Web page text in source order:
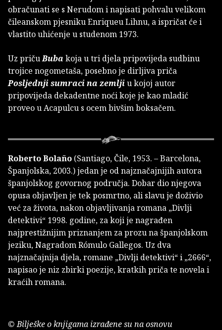
obračunati se s Nerudom i napisati pohvalu velikom
čileanskom pjesniku Enriqueu Lihnu, a ispričat će i
vlastito uhićenje u studenom 1973.
Uz pričuBuba koja u tri djela pripovijeda sudbinu
trojice nogometaša, posebno je dirljiva priča
Posljednji sumraci na zemljiu kojoj autor
pripovijeda dekadentne noći koje je kao mladić
proveo u Acapulcu s ocem bivšim boksačem.
Roberto Bolaño (Santiago, Čile, 1953. – Barcelona,
Španjolska, 2003.) jedan je od najznačajnijih autora
španjolskog govornog područja. Dobar dio njegova
opusa objavljen je tek posmrtno, ali slavu je doživio
već za života, nakon objavljivanja romana „Divlji
detektivi“ 1998. godine, za koji je nagrađen
najprestižnijim priznanjem za prozu na španjolskom
jeziku, Nagradom Rómulo Gallegos. Uz dva
najznačajnija djela, romane „Divlji detektivi“ i „2666“,
napisao je niz zbirki poezije, kratkih priča te novela i
kraćih romana.
© Bilješke o knjigama izrađene su na osnovu